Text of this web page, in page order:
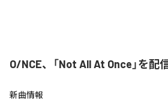
O/NCE、「Not All At Once」を配
新曲情報